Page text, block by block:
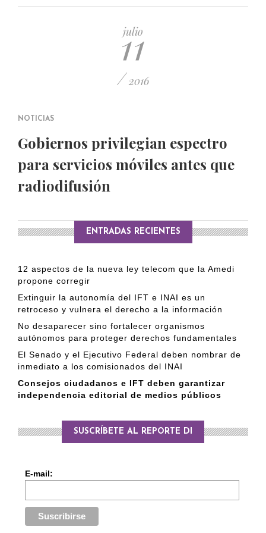
julio
11
/ 2016
NOTICIAS
Gobiernos privilegian espectro
para servicios móviles antes que
radiodifusión
ENTRADAS RECIENTES
12 aspectos de la nueva ley telecom que la Amedi
propone corregir
Extinguir la autonomía del IFT e INAI es un
retroceso y vulnera el derecho a la información
No desaparecer sino fortalecer organismos
autónomos para proteger derechos fundamentales
El Senado y el Ejecutivo Federal deben nombrar de
inmediato a los comisionados del INAI
Consejos ciudadanos e IFT deben garantizar
independencia editorial de medios públicos
SUSCRÍBETE AL REPORTE DI
E-mail: